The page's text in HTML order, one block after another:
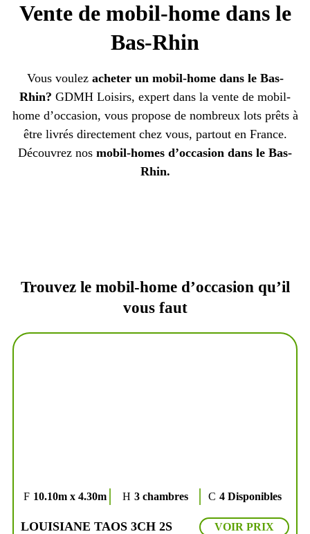
Vente de mobil-home dans le
Bas-Rhin
Vous voulez acheter un mobil-home dans le Bas-
Rhin? GDMH Loisirs, expert dans la vente de mobil-
home d’occasion, vous propose de nombreux lots prêts à
être livrés directement chez vous, partout en France.
Découvrez nos mobil-homes d’occasion dans le Bas-
Rhin.
Trouvez le mobil-home d’occasion qu’il
vous faut
10.10m x 4.30m 3 chambres 4 Disponibles
LOUISIANE TAOS 3CH 2S VOIR PRIX